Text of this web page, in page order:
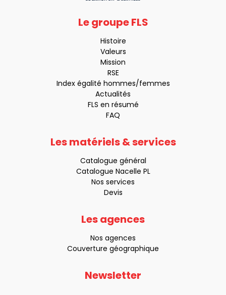
Le groupe FLS
Histoire
Valeurs
Mission
RSE
Index égalité hommes/femmes
Actualités
FLS en résumé
FAQ
Les matériels & services
Catalogue général
Catalogue Nacelle PL
Nos services
Devis
Les agences
Nos agences
Couverture géographique
Newsletter